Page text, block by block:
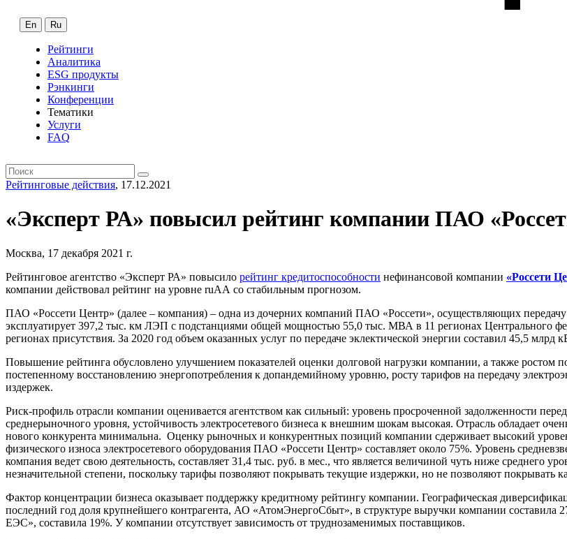
En Ru
Рейтинги
Аналитика
ESG продукты
Рэнкинги
Конференции
Тематики
Услуги
FAQ
Рейтинговые действия, 17.12.2021
«Эксперт РА» повысил рейтинг компании ПАО
Москва, 17 декабря 2021 г.
Рейтинговое агентство «Эксперт РА» повысило рейтинг кредитоспособности нефинансовой компании «Россети
компании действовал рейтинг на уровне ruАА со стабильным прогнозом.
ПАО «Россети Центр» (далее – компания) – одна из дочерних компаний ПАО «Россети», осуществляющих
эксплуатирует 397,2 тыс. км ЛЭП с подстанциями общей мощностью 55,0 тыс. МВА в 11 регионах Центрального
регионах присутствия. За 2020 год объем оказанных услуг по передаче эклектической энергии составил 45,5 млрд
Повышение рейтинга обусловлено улучшением показателей оценки долговой нагрузки компании, а также ростом
постепенному восстановлению энергопотребления к допандемийному уровню, росту тарифов на передачу
издержек.
Риск-профиль отрасли компании оценивается агентством как сильный: уровень просроченной задолженности
среднерыночного уровня, устойчивость электросетевого бизнеса к внешним шокам высокая. Отрасль обладает
нового конкурента минимальна. Оценку рыночных и конкурентных позиций компании сдерживает высокий
физического износа электросетевого оборудования ПАО «Россети Центр» составляет около 75%. Уровень
компания ведет свою деятельность, составляет 31,4 тыс. руб. в мес., что является величиной чуть ниже среднего
незначительной степени, поскольку тарифы позволяют покрывать текущие издержки, но не позволяют покрывать
Фактор концентрации бизнеса оказывает поддержку кредитному рейтингу компании. Географическая
последний год доля крупнейшего контрагента, АО «АтомЭнергоСбыт», в структуре выручки компании
ЕЭС», составила 19%. У компании отсутствует зависимость от труднозаменимых поставщиков.